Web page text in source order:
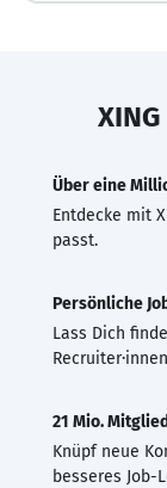
Über eine
Entdecke mit
passt.
Persönliche
Lass Dich
21 Mio.
Knüpf neue
besseres Job-